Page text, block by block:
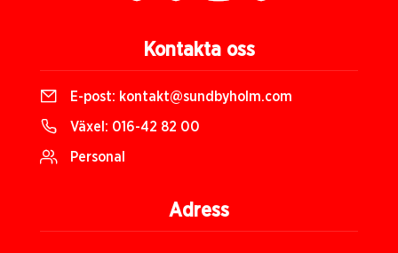
Kontakta oss
E-post: kontakt@sundbyholm.com
Växel: 016-42 82 00
Personal
Adress